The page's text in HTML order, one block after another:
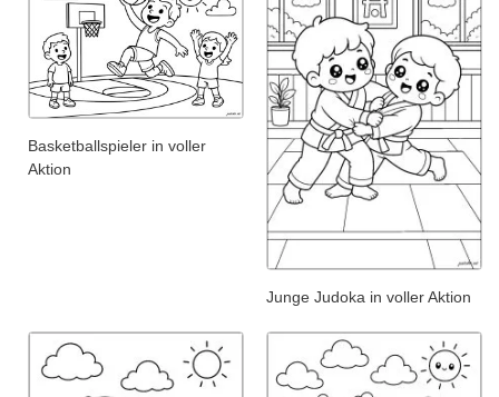
Basketballspieler in voller
Aktion
Junge Judoka in voller Aktion